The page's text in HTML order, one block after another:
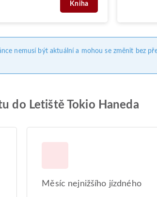
Kniha
nemusí být aktuální a mohou se změnit bez
do Letiště Tokio Haneda
Měsíc nejnižšího jízdného